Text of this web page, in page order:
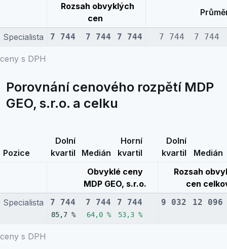
ceny s DPH
Rozsah obvyklých
cen
Specialista 7 744 7 744 7 744 7 744 7 744
Porovnání cenového rozpětí MDP
GEO, s.r.o. a celku
ceny s DPH
Pozice
Dolní
kvartil
Medián
Horní
kvartil
Dolní
kvartil
Medián
Obvyklé ceny
MDP GEO, s.r.o.
Rozsah
cen
Specialista
7 744
85,7 %
7 744
64,0 %
7 744
53,3 %
9 032 12 096